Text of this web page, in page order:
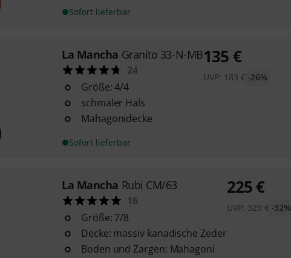
Sofort lieferbar
La Mancha Granito 33-N-MB
24
Größe: 4/4
schmaler Hals
Mahagonidecke
Sofort lieferbar
135 €
UVP: 183 € -26%
La Mancha Rubi CM/63
16
Größe: 7/8
Decke: massiv kanadische Zeder
Boden und Zargen: Mahagoni
225€
UVP: 329 € -32%